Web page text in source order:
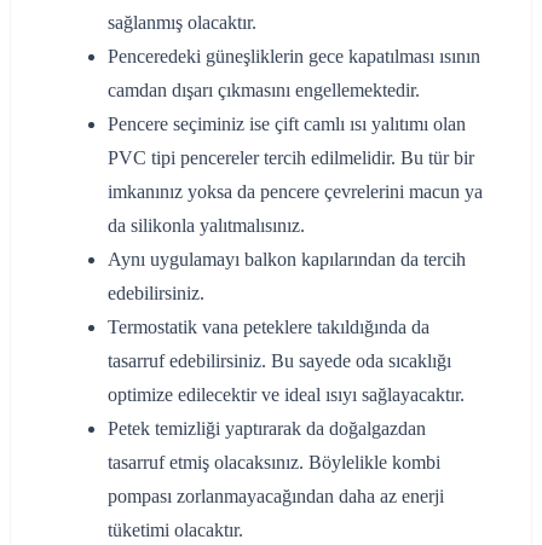
sağlanmış olacaktır.
Penceredeki güneşliklerin gece kapatılması ısının
camdan dışarı çıkmasını engellemektedir.
Pencere seçiminiz ise çift camlı ısı yalıtımı olan
PVC tipi pencereler tercih edilmelidir. Bu tür bir
imkanınız yoksa da pencere çevrelerini macun ya
da silikonla yalıtmalısınız.
Aynı uygulamayı balkon kapılarından da tercih
edebilirsiniz.
Termostatik vana peteklere takıldığında da
tasarruf edebilirsiniz. Bu sayede oda sıcaklığı
optimize edilecektir ve ideal ısıyı sağlayacaktır.
Petek temizliği yaptırarak da doğalgazdan
tasarruf etmiş olacaksınız. Böylelikle kombi
pompası zorlanmayacağından daha az enerji
tüketimi olacaktır.